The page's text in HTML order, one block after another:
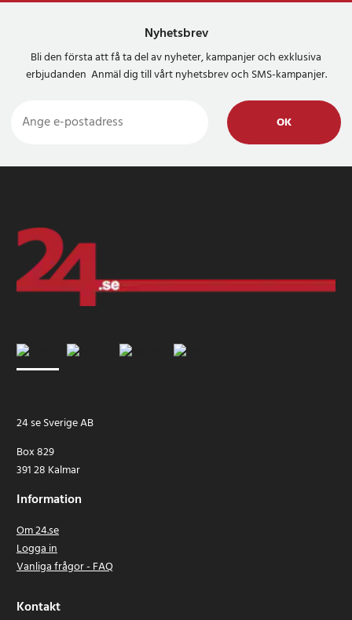
Nyhetsbrev
Bli den första att få ta del av nyheter, kampanjer och exklusiva
erbjudanden Anmäl dig till vårt nyhetsbrev och SMS-kampanjer.
OK
24 se Sverige AB
Box 829
391 28 Kalmar
Information
Om 24.se
Logga in
Vanliga frågor - FAQ
Kontakt